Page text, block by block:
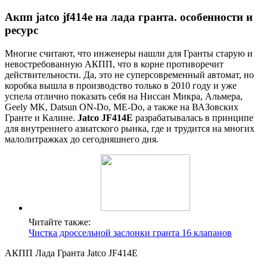
Акпп jatco jf414e на лада гранта. особенности и
ресурс
Многие считают, что инженеры нашли для Гранты старую и
невостребованную АКПП, что в корне противоречит
действительности. Да, это не суперсовременный автомат, но
коробка вышла в производство только в 2010 году и уже
успела отлично показать себя на Ниссан Микра, Альмера,
Geely MK, Datsun ON-Do, ME-Do, а также на ВАЗовских
Гранте и Калине. Jatco JF414E разрабатывалась в принципе
для внутреннего азиатского рынка, где и трудится на многих
малолитражках до сегодняшнего дня.
Читайте также:
Чистка дроссельной заслонки гранта 16 клапанов
АКПП Лада Гранта Jatco JF414E